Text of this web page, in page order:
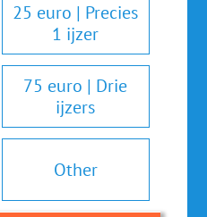
25 euro | Precies
1 ijzer
75 euro | Drie
ijzers
Other